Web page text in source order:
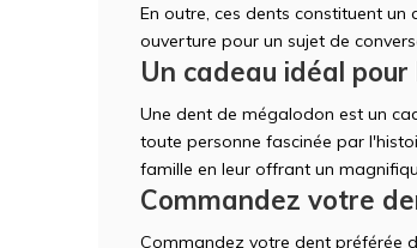
En outre, ces dents constituent
ouverture pour un sujet de
Un cadeau idéal
Une dent de mégalodon est un
toute personne fascinée par
famille en leur offrant un
Commandez votre
Commandez votre dent préférée